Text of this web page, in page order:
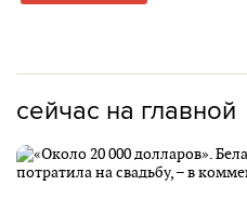
сейчас на главной